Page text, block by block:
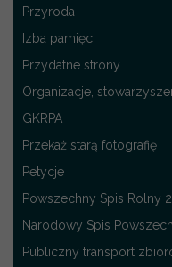
Przyroda
Izba pamięci
Przydatne strony
Organizacje,
GKRPA
Przekaż starą fotografię
Petycje
Powszechny Spis Rolny
Narodowy Spis
Publiczny transport